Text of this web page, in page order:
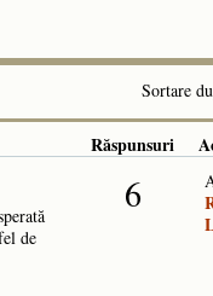
Sortare
Răspunsuri
de
6